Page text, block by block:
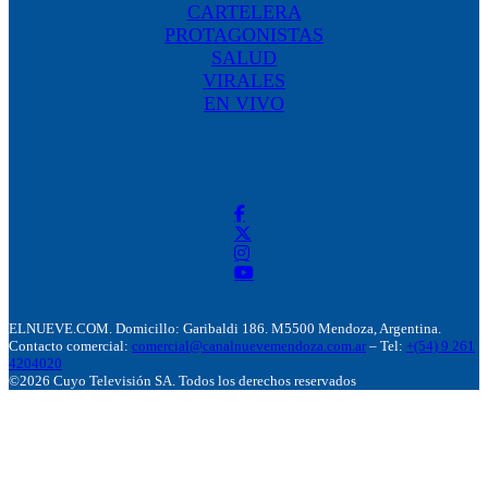
CARTELERA
PROTAGONISTAS
SALUD
VIRALES
EN VIVO
ELNUEVE.COM. Domicillo: Garibaldi 186. M5500 Mendoza, Argentina.
Contacto comercial: comercial@canalnuevemendoza.com.ar – Tel: +(54) 9 261
4204020
©2026 Cuyo Televisión SA. Todos los derechos reservados